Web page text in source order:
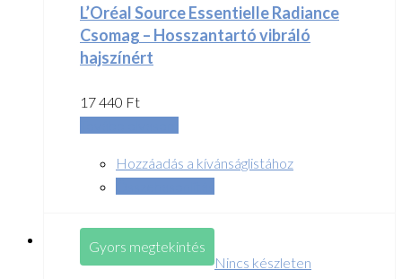
L’Oréal Source Essentielle Radiance
Csomag – Hosszantartó vibráló
hajszínért
17 440 Ft
Hozzáadás a kívánságlistához
Gyors megtekintés
Nincs készleten